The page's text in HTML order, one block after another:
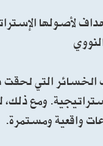
لأصولها
التي
ومع
واقعية ومستمرة.